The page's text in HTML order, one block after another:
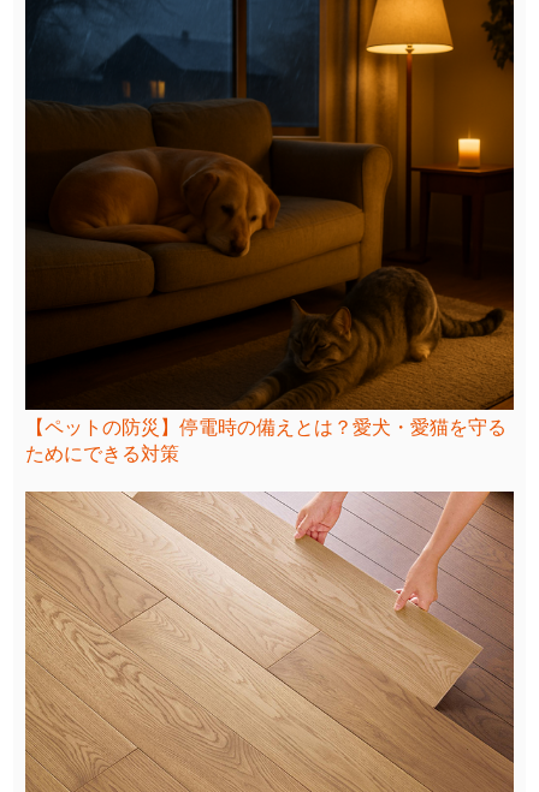
【ペットの防災】停電時の備えとは？愛犬・愛猫を守る
ためにできる対策